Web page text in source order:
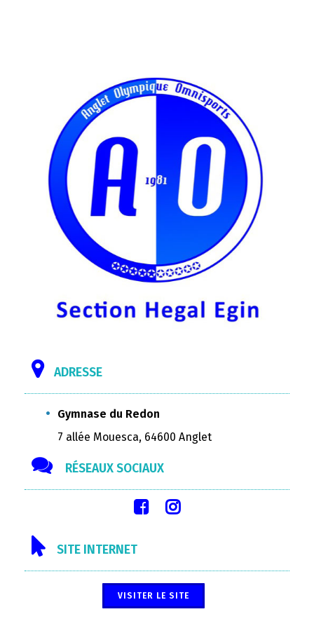
ADRESSE
Gymnase du Redon
7 allée Mouesca, 64600 Anglet
RÉSEAUX SOCIAUX
SITE INTERNET
VISITER LE SITE